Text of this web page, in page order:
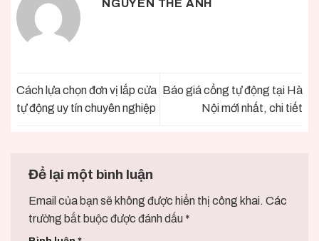
NGUYEN THE ANH
Cách lựa chọn đơn vị lắp cửa
tự động uy tín chuyên nghiệp
Báo giá cổng tự động tại Hà
Nội mới nhất, chi tiết
Để lại một bình luận
Email của bạn sẽ không được hiển thị công khai. Các
trường bắt buộc được đánh dấu *